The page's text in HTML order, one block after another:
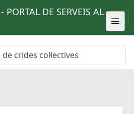
PORTAL DE SERVEIS AL
crides col·lectives